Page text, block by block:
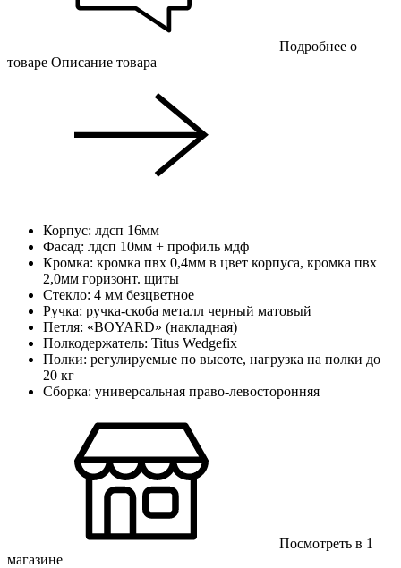
Подробнее о
товаре Описание товара
Корпус: лдсп 16мм
Фасад: лдсп 10мм + профиль мдф
Кромка: кромка пвх 0,4мм в цвет корпуса, кромка пвх
2,0мм горизонт. щиты
Стекло: 4 мм безцветное
Ручка: ручка-скоба металл черный матовый
Петля: «BOYARD» (накладная)
Полкодержатель: Titus Wedgefix
Полки: регулируемые по высоте, нагрузка на полки до
20 кг
Сборка: универсальная право-левосторонняя
Посмотреть в 1
магазинe